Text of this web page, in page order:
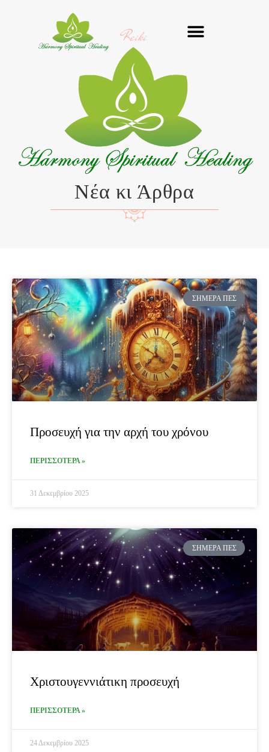
Reiki
Νέα κι Άρθρα
ΣΉΜΕΡΑ ΠΕΣ
Προσευχή για την αρχή του χρόνου
ΠΕΡΙΣΣΟΤΕΡΑ »
31 Δεκεμβρίου 2025
ΣΉΜΕΡΑ ΠΕΣ
Χριστουγεννιάτικη προσευχή
ΠΕΡΙΣΣΟΤΕΡΑ »
24 Δεκεμβρίου 2025